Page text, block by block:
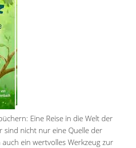
Eine Reise in die Welt der
sind nicht nur eine Quelle der
ein wertvolles Werkzeug zur